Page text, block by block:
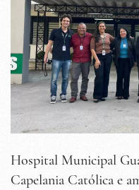
Hospital Municipal
Capelania Católica e